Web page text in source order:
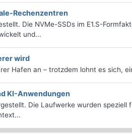
Rechenzentren
Die NVMe-SSDs im E1.S-
und...
wird
Hafen an – trotzdem lohnt es sich,
KI-Anwendungen
Die Laufwerke wurden speziell